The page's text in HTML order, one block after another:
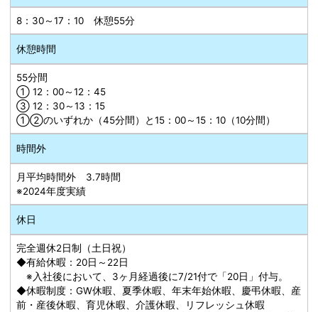
8：30～17：10 休憩55分
休憩時間
55分間
① 12：00～12：45
③ 12：30～13：15
①②のいずれか（45分間）と15：00～15：10（10分間）
時間外
月平均時間外 3.7時間
※2024年度実績
休日
完全週休2日制（土日祝）
◆有給休暇：20日～22日
※入社後において、3ヶ月経過後に7/21付で「20日」付与。
◆休暇制度：GW休暇、夏季休暇、年末年始休暇、慶弔休暇、産
前・産後休暇、育児休暇、介護休暇、リフレッシュ休暇